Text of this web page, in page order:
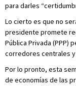
para darles
Lo cierto es que no
presidente promete
Pública Privada (PPP)
corredores centrales
Por lo pronto, esta
de economías de las